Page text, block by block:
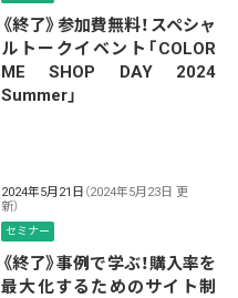
《終了》参加費無料！スペシャ
ルトークイベント「COLOR
ME SHOP DAY 2024
Summer」
2024年5月21日 （2024年5月23日 更
新）
セミナー
《終了》事例で学ぶ！購入率を
最大化するためのサイト制